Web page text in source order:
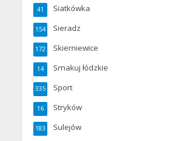
Siatkówka
41
Sieradz
154
Skierniewice
172
Smakuj łódzkie
14
Sport
335
Stryków
16
Sulejów
183